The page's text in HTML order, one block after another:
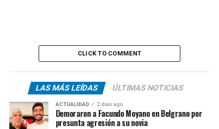
CLICK TO COMMENT
LAS MÁS LEÍDAS ÚLTIMAS NOTICIAS
ACTUALIDAD 2 días ago
Demoraron a Facundo Moyano en Belgrano por
presunta agresión a su novia